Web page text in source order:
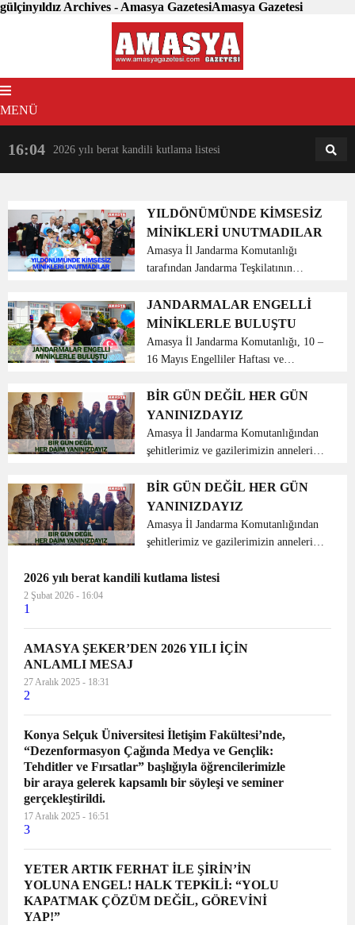
gülçinyıldız Archives - Amasya GazetesiAmasya Gazetesi
MENÜ
16:04 2026 yılı berat kandili kutlama listesi 18:31
YILDÖNÜMÜNDE KİMSESİZ
MİNİKLERİ UNUTMADILAR
Amasya İl Jandarma Komutanlığı
tarafından Jandarma Teşkilatının
kapsamında Amasya Çocuk Yuvasına
ziyaret düzenlendi. İl Jandarma
Komutanı Kıdemli Albay Ali Yıld...
JANDARMALAR ENGELLİ
MİNİKLERLE BULUŞTU
Amasya İl Jandarma Komutanlığı, 10 –
16 Mayıs Engelliler Haftası ve
Yıldönümü etkinlikleri kapsamında
Kılıçaslan Özel Eğitim Rehabilitasyon
Merkezinde eğitim öğr...
BİR GÜN DEĞİL HER GÜN
YANINIZDAYIZ
Amasya İl Jandarma Komutanlığından
şehitlerimiz ve gazilerimizin annelerine
Amasya İl Jandarma Komutanlığı
tarafından “Bir gün değil, her gün
daima yanınızdayız’ ...
BİR GÜN DEĞİL HER GÜN
YANINIZDAYIZ
Amasya İl Jandarma Komutanlığından
şehitlerimiz ve gazilerimizin annelerine
Amasya İl Jandarma Komutanlığı
2026 yılı berat kandili kutlama listesi
2 Şubat 2026 - 16:04
1
AMASYA ŞEKER’DEN 2026 YILI İÇİN
ANLAMLI MESAJ
27 Aralık 2025 - 18:31
2
Konya Selçuk Üniversitesi İletişim Fakültesi’nde,
“Dezenformasyon Çağında Medya ve Gençlik:
Tehditler ve Fırsatlar” başlığıyla öğrencilerimizle
bir araya gelerek kapsamlı bir söyleşi ve seminer
gerçekleştirildi.
17 Aralık 2025 - 16:51
3
YETER ARTIK FERHAT İLE ŞİRİN’İN
YOLUNA ENGEL! HALK TEPKİLİ: “YOLU
KAPATMAK ÇÖZÜM DEĞİL, GÖREVİNİ
YAP!”